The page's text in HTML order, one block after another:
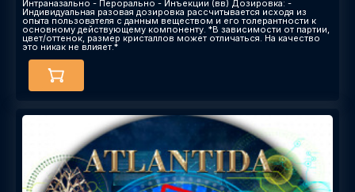
Интраназально - Перорально - Инъекции (вв) Дозировка: -
Индивидуальная разовая дозировка рассчитывается исходя из
опыта пользователя с данным веществом и его толерантности к
основному действующему компоненту. *В зависимости от партии,
цвет/оттенок, размер кристаллов может отличаться. На качество
это никак не влияет.*